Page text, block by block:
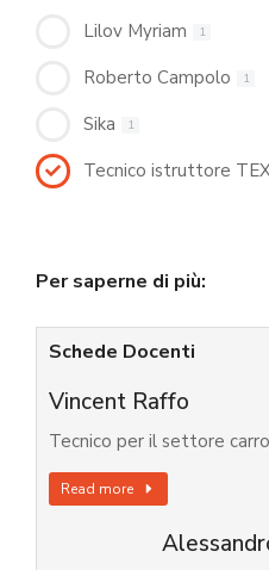
Lilov Myriam
1
Roberto Campolo 1
Sika 1
Tecnico istruttore
Per saperne di più:
Schede Docenti
Vincent Raffo
Tecnico per il settore
Read more